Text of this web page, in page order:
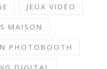
JEUX VIDÉO
MAISON
PHOTOBOOTH
DIGITAL